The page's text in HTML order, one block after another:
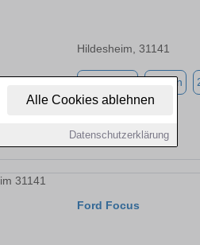
Alle Cookies ablehnen
Datenschutzerklärung
Hildesheim, 31141
Benzin
Ford Focus